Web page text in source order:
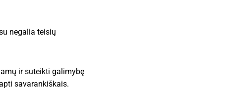
negalia teisių
ir suteikti galimybę
savarankiškais.